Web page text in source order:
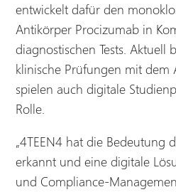
entwickelt dafür den
Antikörper Procizumab in
diagnostischen Tests. Aktuell
klinische Prüfungen mit dem
spielen auch digitale
Rolle.
„4TEEN4 hat die Bedeutung
erkannt und eine digitale
und Compliance-